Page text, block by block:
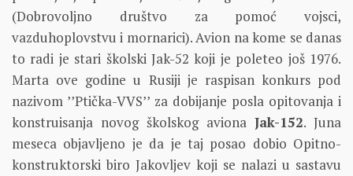
(Dobrovoljno društvo za pomoć vojsci,
vazduhoplovstvu i mornarici). Avion na kome se danas
to radi je stari školski Jak-52 koji je poleteo još 1976.
Marta ove godine u Rusiji je raspisan konkurs pod
nazivom ’’Ptička-VVS’’ za dobijanje posla opitovanja i
konstruisanja novog školskog aviona Jak-152. Juna
meseca objavljeno je da je taj posao dobio Opitno-
konstruktorski biro Jakovljev koji se nalazi u sastavu